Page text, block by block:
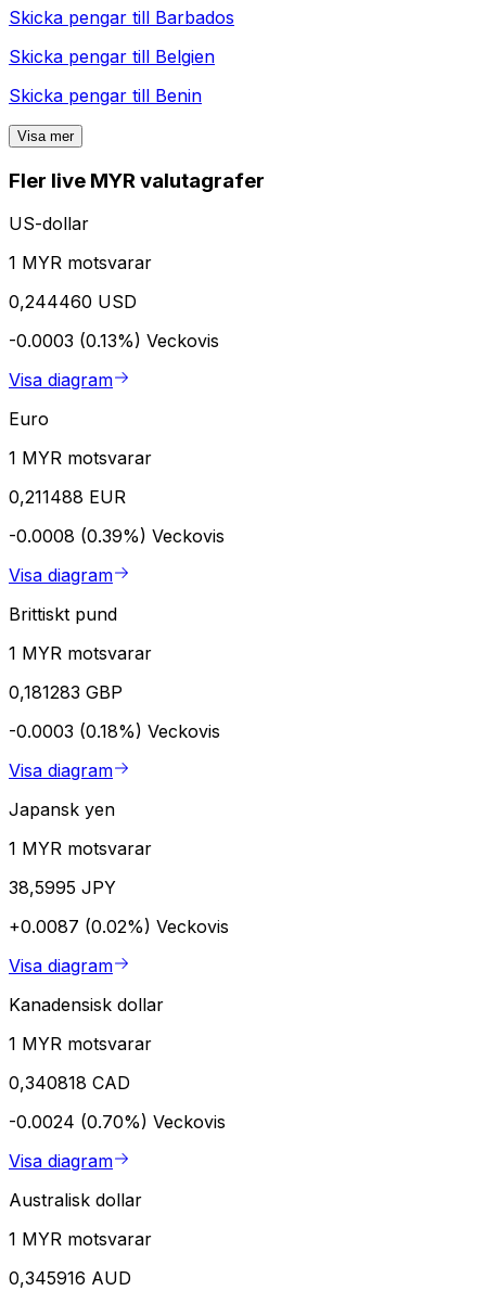
Skicka pengar till Barbados
Skicka pengar till Belgien
Skicka pengar till Benin
Visa mer
Fler live MYR valutagrafer
US-dollar
1 MYR motsvarar
0,244460 USD
-0.0003 (0.13%) Veckovis
Visa diagram
Euro
1 MYR motsvarar
0,211488 EUR
-0.0008 (0.39%) Veckovis
Visa diagram
Brittiskt pund
1 MYR motsvarar
0,181283 GBP
-0.0003 (0.18%) Veckovis
Visa diagram
Japansk yen
1 MYR motsvarar
38,5995 JPY
+0.0087 (0.02%) Veckovis
Visa diagram
Kanadensisk dollar
1 MYR motsvarar
0,340818 CAD
-0.0024 (0.70%) Veckovis
Visa diagram
Australisk dollar
1 MYR motsvarar
0,345916 AUD